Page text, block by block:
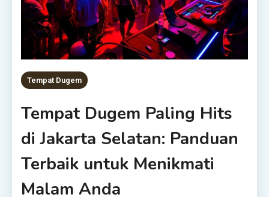
Tempat Dugem
Tempat Dugem Paling Hits
di Jakarta Selatan: Panduan
Terbaik untuk Menikmati
Malam Anda